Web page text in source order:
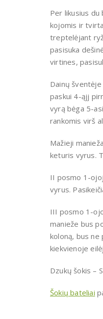
Per likusius
kojomis ir
treptelėjant
pasisuka
virtines,
Dainų šventėje
paskui 4-ąjj
vyrą bėga 5-
rankomis virš
Mažieji
keturis vyrus.
II posmo 1-
vyrus.
III posmo 1-
manieže bus
koloną, bus
kiekvienoje
Dzukų šokis –
Šokių bateliai